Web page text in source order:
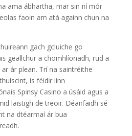
ama ábhartha, mar sin ní mór
faoin am atá againn chun na
gach gcluiche go
geallchur a chomhlíonadh, rud a
ár plean. Trí na saintréithe
is féidir linn
Spinsy Casino a úsáid agus a
laistigh de treoir. Déanfaidh sé
na dtéarmaí ár bua